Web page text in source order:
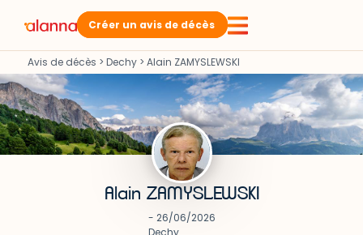
Créer un avis de décès
Avis de décès > Dechy > Alain ZAMYSLEWSKI
Alain ZAMYSLEWSKI
- 26/06/2026
Dechy